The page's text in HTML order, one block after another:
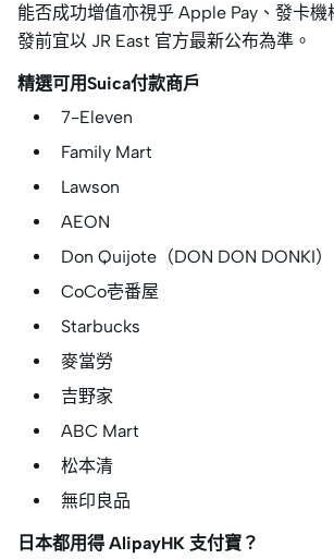
能否成功增值亦視乎 Apple Pay、發卡機
發前宜以 JR East 官方最新公布為準。
精選可用Suica付款商戶
7-Eleven
Family Mart
Lawson
AEON
Don Quijote（DON DON DONKI）
CoCo壱番屋
Starbucks
麥當勞
吉野家
ABC Mart
松本清
無印良品
日本都用得 AlipayHK 支付寶？